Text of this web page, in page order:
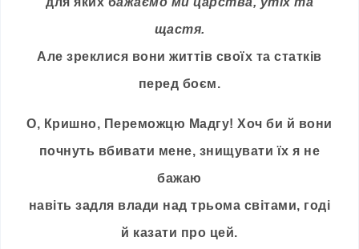
щастя.
Але зреклися вони життів своїх та статків
перед боєм.
О, Кришно, Переможцю Мадгу! Хоч би й вони
почнуть вбивати мене, знищувати їх я не
бажаю
навіть задля влади над трьома світами, годі
й казати про цей.